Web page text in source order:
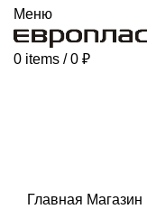
Меню
0 items / 0 ₽
Главная Магазин